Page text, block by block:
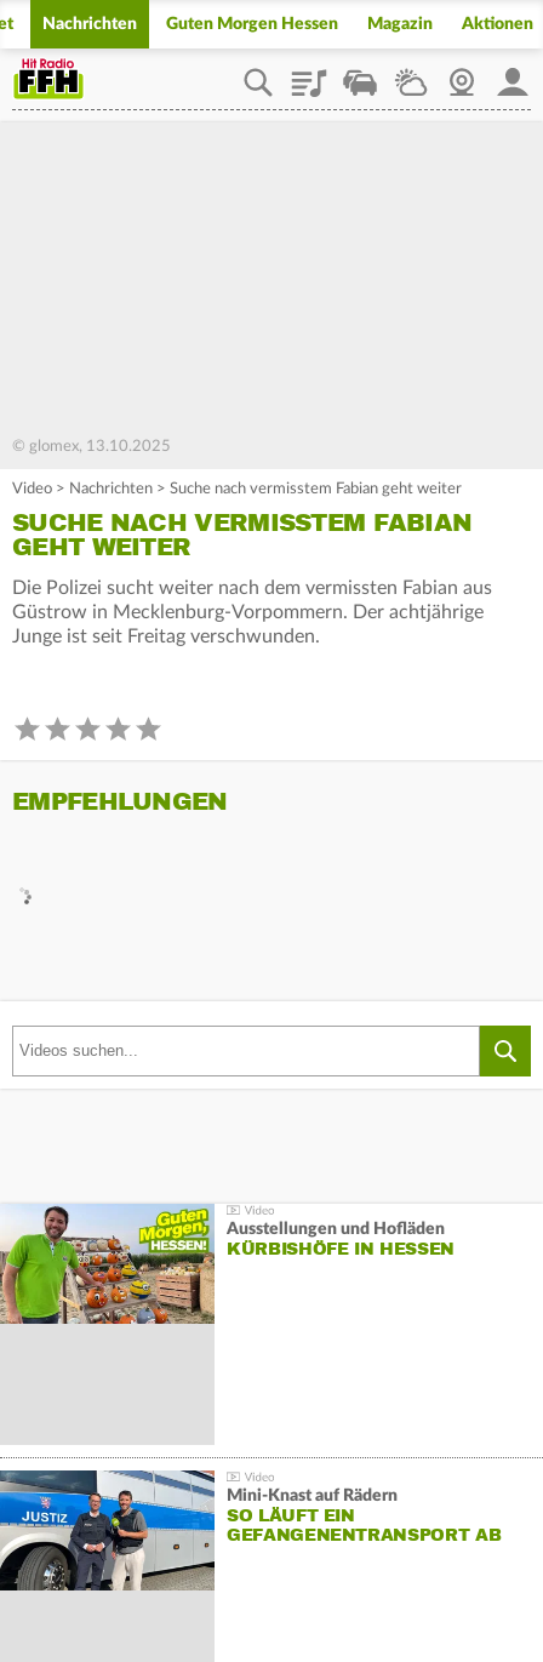
Nachrichten Guten Morgen Hessen Magazin Aktionen
PlaylistStaupilotWetterWebcam
© glomex, 13.10.2025
Video > Nachrichten > Suche nach vermisstem Fabian geht weiter
SUCHE NACH VERMISSTEM FABIAN
GEHT WEITER
Die Polizei sucht weiter nach dem vermissten Fabian aus
Güstrow in Mecklenburg-Vorpommern. Der achtjährige
Junge ist seit Freitag verschwunden.
EMPFEHLUNGEN
Ausstellungen und Hofläden
KÜRBISHÖFE IN HESSEN
Mini-Knast auf Rädern
SO LÄUFT EIN
GEFANGENENTRANSPORT AB